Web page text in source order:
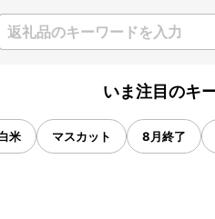
いま注目のキ
米 マスカット 8月終了